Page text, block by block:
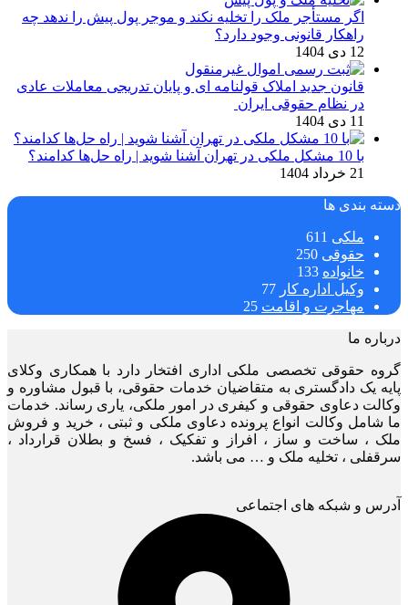
اگر مستأجر ملک را تخلیه نکند و موجر پول پیش را ندهد چه
راهکار قانونی وجود دارد؟
12 دی 1404
قانون جدید املاک قولنامه ای و پایان تدریجی معاملات عادی
در نظام حقوقی ایران
11 دی 1404
با 10 مشکل ملکی در تهران آشنا شوید | راه حل‌ها کدامند؟
21 خرداد 1404
دسته بندی ها
ملکی 611
حقوقی 250
خانواده 133
وکیل اداره کار 77
مهاجرت و اقامت 25
درباره ما
گروه حقوقی تخصصی ملکی اداری افتخار دارد با همکاری وکلای
پایه یک دادگستری به متقاضیان خدمات حقوقی، با قبول مشاوره و
وکالت دعاوی حقوقی و کیفری در امور ملکی، یاری رساند. خدمات
ما شامل وکالت انواع پرونده دعاوی ملکی و ثبتی ، خرید و فروش
ملک ، ساخت و ساز ، افراز و تفکیک ، فسخ و بطلان قرارداد ،
سرقفلی ، تخلیه ملک و … می باشد.
آدرس و شبکه های اجتماعی